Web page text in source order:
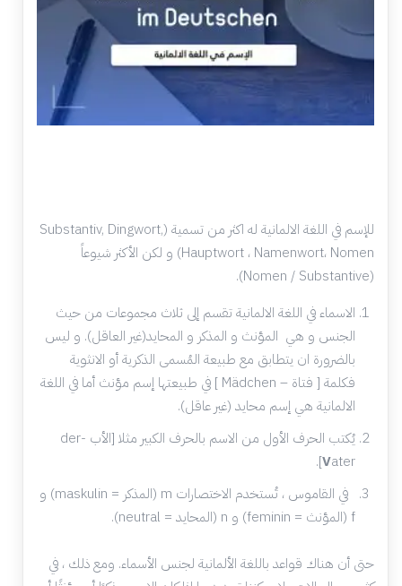
للإسم في اللغة الالمانية له اكثر من تسمية (Substantiv, Dingwort,
Hauptwort ، Namenwort، Nomen) و لكن الأكثر شيوعاً
(Nomen / Substantive).
الاسماء في اللغة الالمانية تقسم إلى ثلاث مجموعات من حيث
الجنس و هي المؤنث و المذكر و المحايد(غير العاقل). و ليس
بالضرورة ان يتطابق مع طبيعة المُسمى الذكرية أو الانثوية
فكلمة [ فتاة – Mädchen ] في طبيعتها إسم مؤنث أما في اللغة
الالمانية هي إسم محايد (غير عاقل).
يُكتب الحرف الأول من الاسم بالحرف الكبير مثلا [الأب -der
Vater].
في القاموس ، تُستخدم الاختصارات m (المذكر = maskulin) و
f (المؤنث = feminin) و n (المحايد = neutral).
حتى أن هناك قواعد باللغة الألمانية لجنس الأسماء. ومع ذلك ، في